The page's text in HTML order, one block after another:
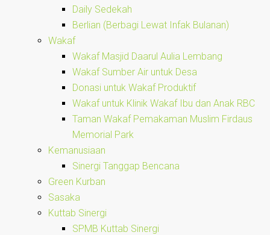
Daily Sedekah
Berlian (Berbagi Lewat Infak Bulanan)
Wakaf
Wakaf Masjid Daarul Aulia Lembang
Wakaf Sumber Air untuk Desa
Donasi untuk Wakaf Produktif
Wakaf untuk Klinik Wakaf Ibu dan Anak RBC
Taman Wakaf Pemakaman Muslim Firdaus
Memorial Park
Kemanusiaan
Sinergi Tanggap Bencana
Green Kurban
Sasaka
Kuttab Sinergi
SPMB Kuttab Sinergi